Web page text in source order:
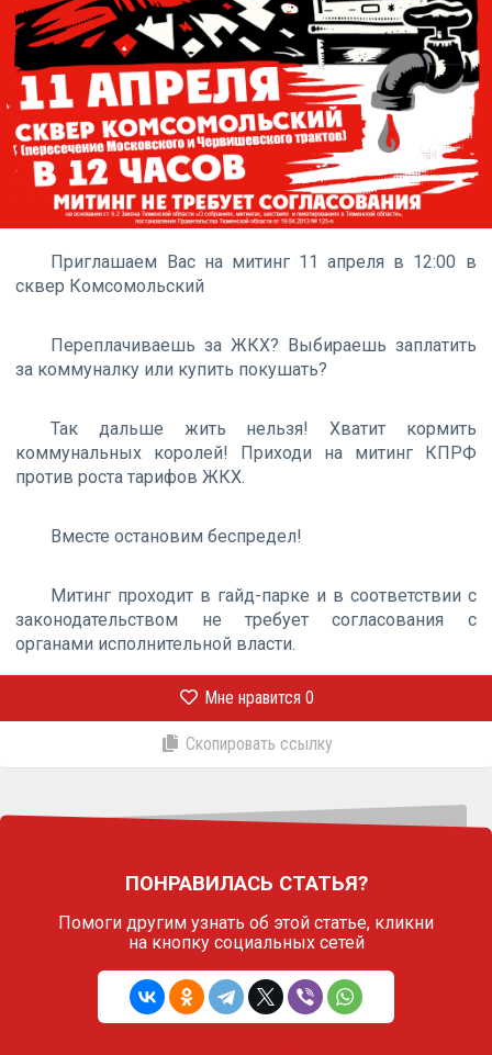
Приглашаем Вас на митинг 11 апреля в 12:00 в
сквер Комсомольский
Переплачиваешь за ЖКХ? Выбираешь заплатить
за коммуналку или купить покушать?
Так дальше жить нельзя! Хватит кормить
коммунальных королей! Приходи на митинг КПРФ
против роста тарифов ЖКХ.
Вместе остановим беспредел!
Митинг проходит в гайд-парке и в соответствии с
законодательством не требует согласования с
органами исполнительной власти.
Мне нравится 0
Скопировать ссылку
ПОНРАВИЛАСЬ СТАТЬЯ?
Помоги другим узнать об этой статье, кликни
на кнопку социальных сетей